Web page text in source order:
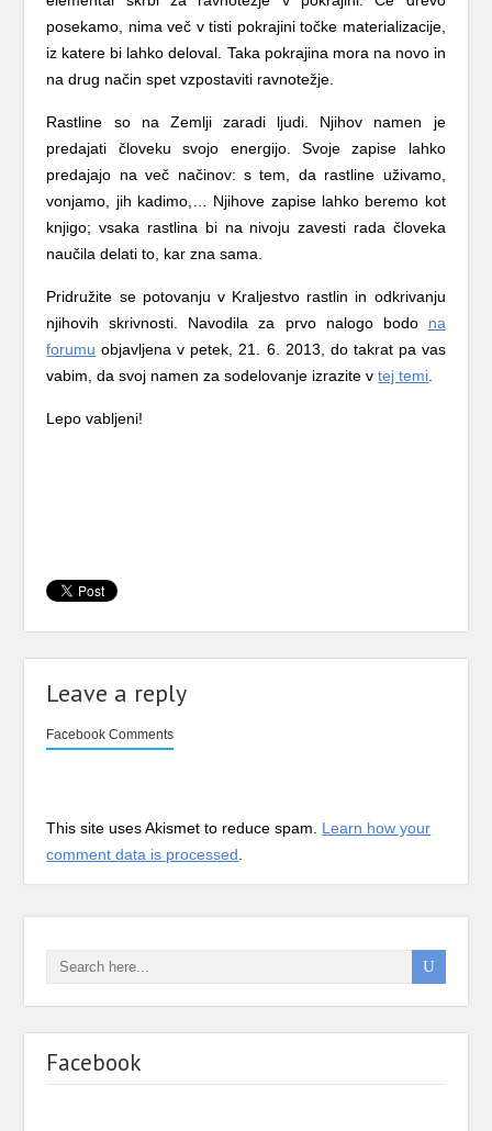
posekamo, nima več v tisti pokrajini točke materializacije,
iz katere bi lahko deloval. Taka pokrajina mora na novo in
na drug način spet vzpostaviti ravnotežje.
Rastline so na Zemlji zaradi ljudi. Njihov namen je
predajati človeku svojo energijo. Svoje zapise lahko
predajajo na več načinov: s tem, da rastline uživamo,
vonjamo, jih kadimo,… Njihove zapise lahko beremo kot
knjigo; vsaka rastlina bi na nivoju zavesti rada človeka
naučila delati to, kar zna sama.
Pridružite se potovanju v Kraljestvo rastlin in odkrivanju
njihovih skrivnosti. Navodila za prvo nalogo bodo na
forumu objavljena v petek, 21. 6. 2013, do takrat pa vas
vabim, da svoj namen za sodelovanje izrazite vtej temi
Lepo vabljeni!
Leave a reply
Facebook Comments
This site uses Akismet to reduce spam. Learn how your
comment data is processed
Facebook